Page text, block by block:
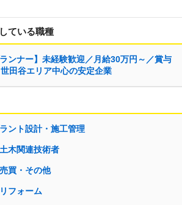
ている職種
ンナー】未経験歓迎／月給30万円～／賞与
田谷エリア中心の安定企業
ント設計・施工管理
木関連技術者
買・その他
フォーム